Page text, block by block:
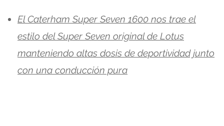
El Caterham Super Seven 1600 nos trae el
estilo del Super Seven original de Lotus
manteniendo altas dosis de deportividad junto
con una conducción pura